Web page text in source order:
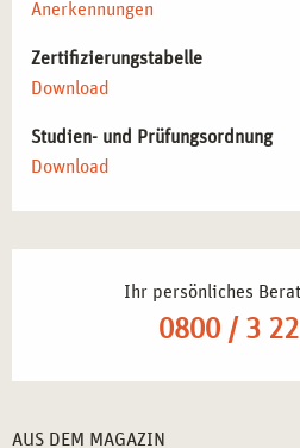
Anerkennungen
Zertifizierungstabelle
Download
Studien- und Prüfungsordnung
Download
Ihr persönliches
0800 / 3
AUS DEM MAGAZIN